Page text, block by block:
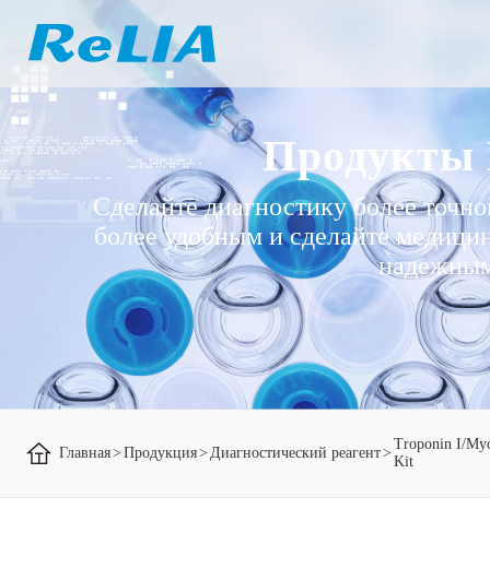
Продукты
Сделайте диагностику более
более удобным и сделайте
Главная> Продукция> Диагностический реагент>
Troponin I/
Kit